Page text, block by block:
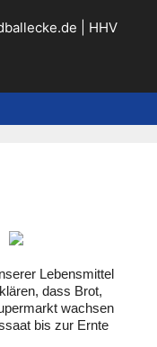
HHV
Lebensmittel
dass Brot,
wachsen
bis zur Ernte